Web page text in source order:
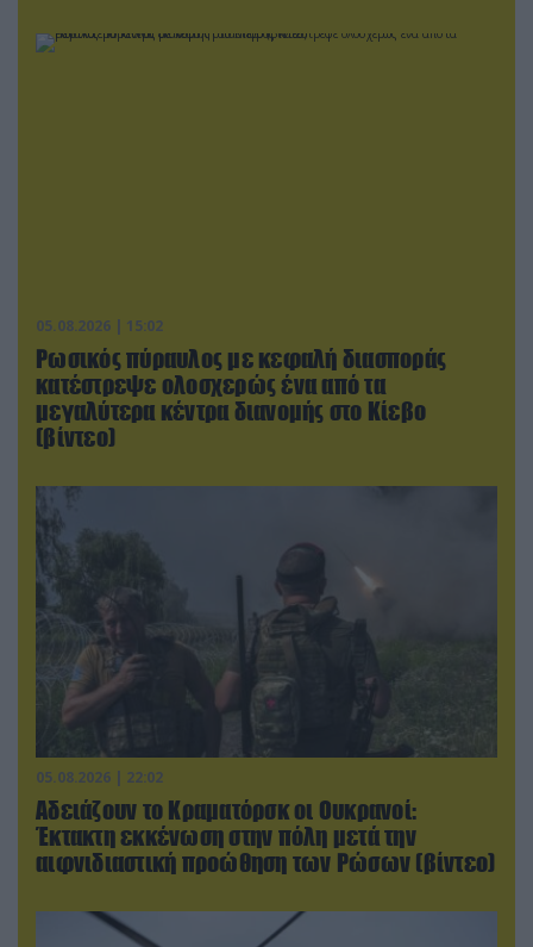
05.08.2026 | 15:02
Ρωσικός πύραυλος με κεφαλή διασποράς
κατέστρεψε ολοσχερώς ένα από τα
μεγαλύτερα κέντρα διανομής στο Κίεβο
(βίντεο)
05.08.2026 | 22:02
Αδειάζουν το Κραματόρσκ οι Ουκρανοί:
Έκτακτη εκκένωση στην πόλη μετά την
αιφνιδιαστική προώθηση των Ρώσων (βίντεο)